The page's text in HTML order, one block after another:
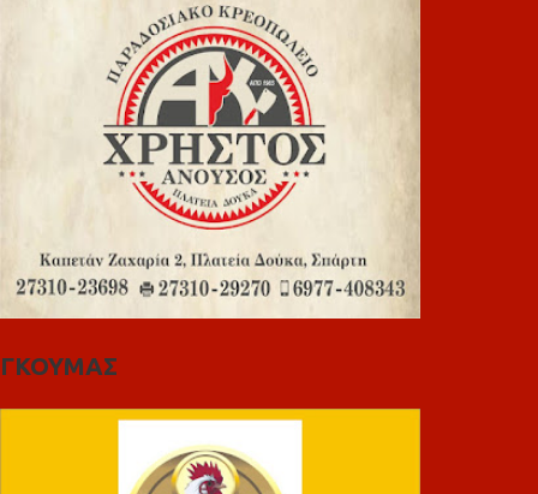
ΓΚΟΥΜΑΣ